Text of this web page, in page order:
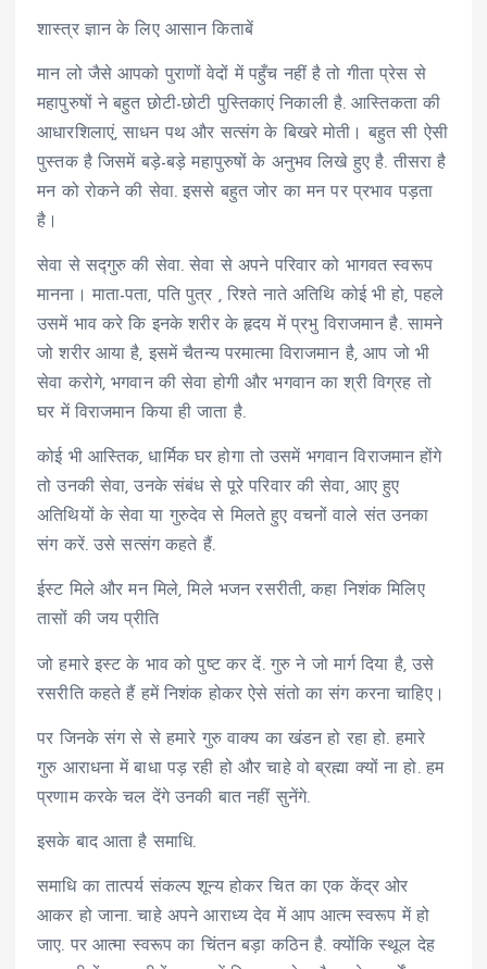
शास्त्र ज्ञान के लिए आसान किताबें
मान लो जैसे आपको पुराणों वेदों में पहुँच नहीं है तो गीता प्रेस से
महापुरुषों ने बहुत छोटी-छोटी पुस्तिकाएं निकाली है. आस्तिकता की
आधारशिलाएं, साधन पथ और सत्संग के बिखरे मोती। बहुत सी ऐसी
पुस्तक है जिसमें बड़े-बड़े महापुरुषों के अनुभव लिखे हुए है. तीसरा है
मन को रोकने की सेवा. इससे बहुत जोर का मन पर प्रभाव पड़ता
है।
सेवा से सद्गुरु की सेवा. सेवा से अपने परिवार को भागवत स्वरूप
मानना। माता-पता, पति पुत्र , रिश्ते नाते अतिथि कोई भी हो, पहले
उसमें भाव करे कि इनके शरीर के हृदय में प्रभु विराजमान है. सामने
जो शरीर आया है, इसमें चैतन्य परमात्मा विराजमान है, आप जो भी
सेवा करोगे, भगवान की सेवा होगी और भगवान का श्री विग्रह तो
घर में विराजमान किया ही जाता है.
कोई भी आस्तिक, धार्मिक घर होगा तो उसमें भगवान विराजमान होंगे
तो उनकी सेवा, उनके संबंध से पूरे परिवार की सेवा, आए हुए
अतिथियों के सेवा या गुरुदेव से मिलते हुए वचनों वाले संत उनका
संग करें. उसे सत्संग कहते हैं.
ईस्ट मिले और मन मिले, मिले भजन रसरीती, कहा निशंक मिलिए
तासों की जय प्रीति
जो हमारे इस्ट के भाव को पुष्ट कर दें. गुरु ने जो मार्ग दिया है, उसे
रसरीति कहते हैं हमें निशंक होकर ऐसे संतो का संग करना चाहिए।
पर जिनके संग से से हमारे गुरु वाक्य का खंडन हो रहा हो. हमारे
गुरु आराधना में बाधा पड़ रही हो और चाहे वो ब्रह्मा क्यों ना हो. हम
प्रणाम करके चल देंगे उनकी बात नहीं सुनेंगे.
इसके बाद आता है समाधि.
समाधि का तात्पर्य संकल्प शून्य होकर चित का एक केंद्र ओर
आकर हो जाना. चाहे अपने आराध्य देव में आप आत्म स्वरूप में हो
जाए. पर आत्मा स्वरूप का चिंतन बड़ा कठिन है. क्योंकि स्थूल देह